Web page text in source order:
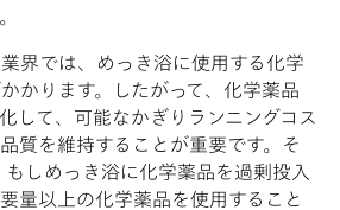
界では、めっき浴に使用する化学
かります。したがって、化学薬品
して、可能なかぎりランニングコス
質を維持することが重要です。そ
しめっき浴に化学薬品を過剰投入
量以上の化学薬品を使用すること